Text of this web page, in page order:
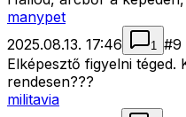
manypet
2025.08.13. 17:46
1 #9
Elképesztő figyelni téged.
rendesen???
militavia